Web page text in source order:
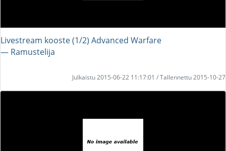
Livestream kooste (1/2) Advanced Warfare
― Ramustelija
Julkaistu 2015-06-22 11:17:01 / Tallennettu 2015-10-27